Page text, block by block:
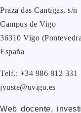
Praza das Cantigas, s/n
Campus de Vigo
36310 Vigo
España
Telf.: +34 986 812 331
jyuste@uvigo.es
Web docente,